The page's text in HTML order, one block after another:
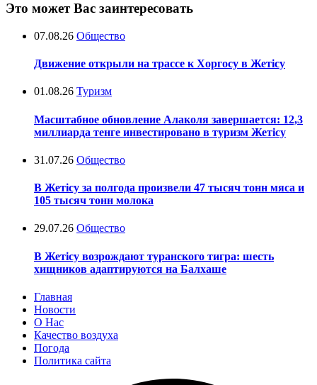
Это может Вас заинтересовать
07.08.26 Общество
Движение открыли на трассе к Хоргосу в Жетісу
01.08.26 Туризм
Масштабное обновление Алаколя завершается: 12,3
миллиарда тенге инвестировано в туризм Жетісу
31.07.26 Общество
В Жетісу за полгода произвели 47 тысяч тонн мяса и
105 тысяч тонн молока
29.07.26 Общество
В Жетісу возрождают туранского тигра: шесть
хищников адаптируются на Балхаше
Главная
Новости
О Нас
Качество воздуха
Погода
Политика сайта